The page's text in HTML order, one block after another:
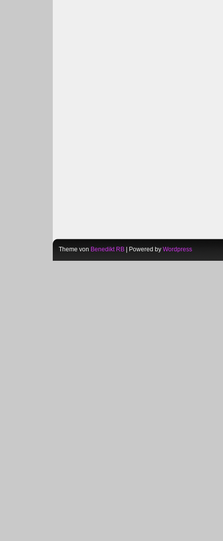
Theme von Benedikt RB | Powered by Wordpress